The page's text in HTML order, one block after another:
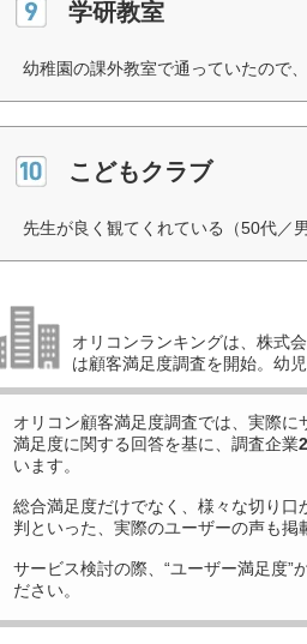
学研教室
幼稚園の課外教室で通っていたので
こどもクラブ
先生が良く観てくれている（50代／
オリコンランキングは、株式
は顧客満足度調査を開始。幼
オリコン顧客満足度調査では、実際に
満足度に関する回答を基に、調査企業
います。
総合満足度だけでなく、様々な切り口
判といった、実際のユーザーの声も掲
サービス検討の際、“ユーザー満足度”
ださい。